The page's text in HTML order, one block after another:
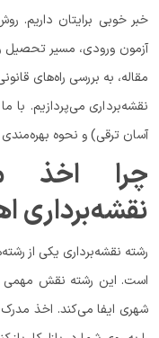
خبر خوبی برایتان داریم.
آزمون ورودی، مسیر تحصیل
مقاله، به بررسی راه‌های
نقشه‌برداری می‌پردازیم. با
آسان ترقی) و نحوه
چرا اخذ
نقشه‌برداری
رشته نقشه‌برداری یکی از
است. این رشته نقش مهمی
شهری ایفا می‌کند. اخذ مدرک